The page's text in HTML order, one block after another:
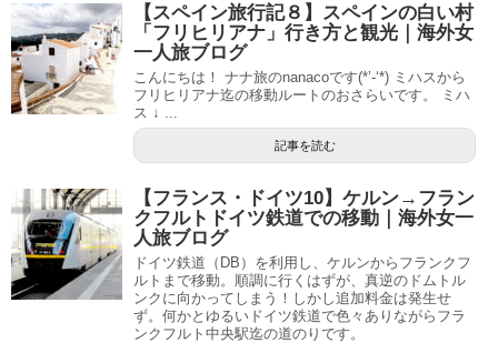
【スペイン旅行記８】スペインの白い村
「フリヒリアナ」行き方と観光｜海外女
一人旅ブログ
こんにちは！ ナナ旅のnanacoです(*’-‘*) ミハスから
フリヒリアナ迄の移動ルートのおさらいです。 ミハ
ス ↓ ...
記事を読む
【フランス・ドイツ10】ケルン→フラン
クフルトドイツ鉄道での移動｜海外女一
人旅ブログ
ドイツ鉄道（DB）を利用し、ケルンからフランクフ
ルトまで移動。順調に行くはずが、真逆のドムトル
ンクに向かってしまう！しかし追加料金は発生せ
ず。何かとゆるいドイツ鉄道で色々ありながらフラ
ンクフルト中央駅迄の道のりです。